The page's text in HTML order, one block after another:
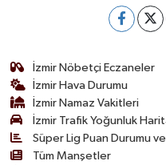
İzmir Nöbetçi Eczaneler
İzmir Hava Durumu
İzmir Namaz Vakitleri
İzmir Trafik Yoğunluk
Süper Lig Puan Durumu
Tüm Manşetler